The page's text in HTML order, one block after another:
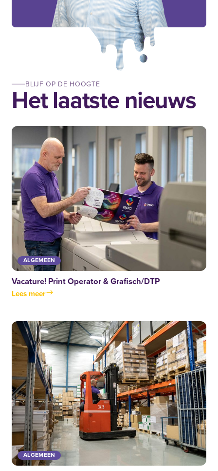
Het laatste nieuws
BLIJF OP DE HOOGTE
ALGEMEEN
Vacature! Print Operator & Grafisch/DTP
Lees meer
ALGEMEEN